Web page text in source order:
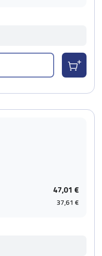
47,01 €
37,61 €